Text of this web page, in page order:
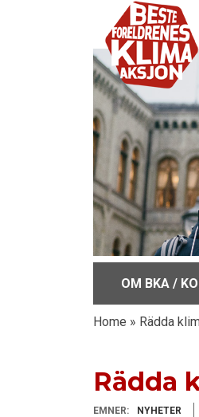
OM BKA /
Home » Rädda
Rädda
EMNER: NYHETER